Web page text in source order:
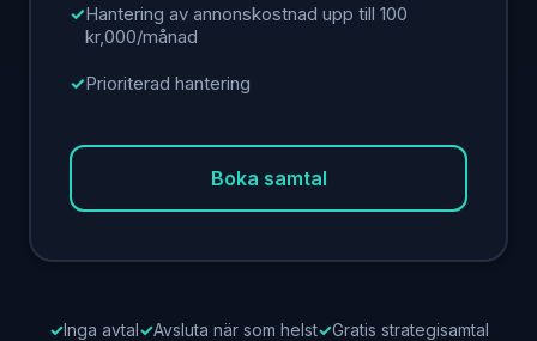
Hantering av annonskostnad upp till 100
kr,000/månad
Prioriterad hantering
Boka samtal
Inga avtal Avsluta när som helst Gratis strategisamtal